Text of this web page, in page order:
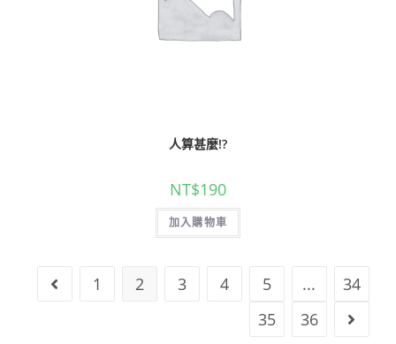
人算甚麼!?
NT$190
加入購物車
1 2 3 4 5 ...
34
35
36